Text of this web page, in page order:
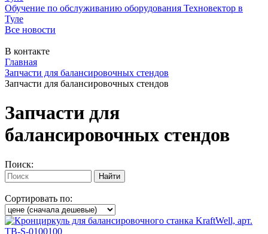
Обучение по обслуживанию оборудования Техновектор в
Туле
Все новости
В контакте
Главная
Запчасти для балансировочных стендов
Запчасти для балансировочных стендов
Запчасти для
балансировочных стендов
Поиск:
Сортировать по: